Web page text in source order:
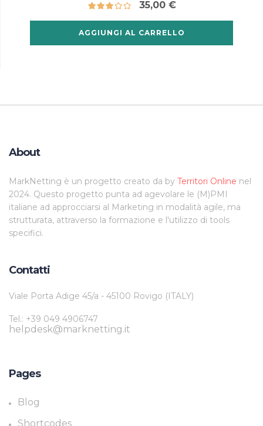
35,00 €
AGGIUNGI AL CARRELLO
About
MarkNetting è un progetto creato da by Territori Online nel
2024. Questo progetto punta ad agevolare le (M)PMI
italiane ad approcciarsi al Marketing in modalità agile, ma
strutturata, attraverso la formazione e l'utilizzo di tools
specifici.
Contatti
Viale Porta Adige 45/a - 45100 Rovigo (ITALY)
Tel.: +39 049 4906747
helpdesk@marknetting.it
Pages
Blog
Shortcodes